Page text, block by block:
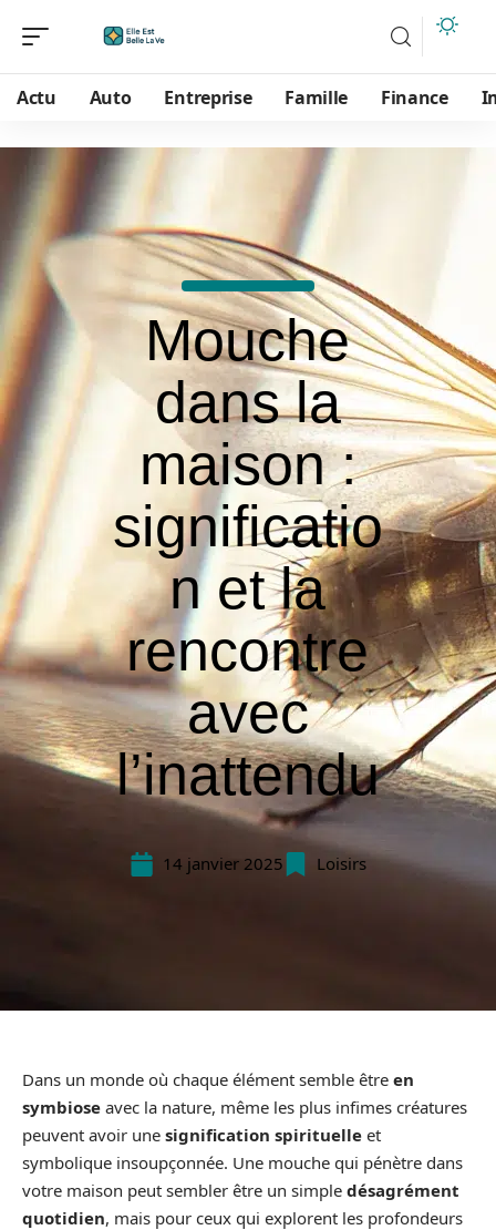
Actu Auto Entreprise Famille Finance
Mouche
dans la
maison :
significatio
n et la
rencontre
avec
l’inattendu
14 janvier 2025 Loisirs
Dans un monde où chaque élément semble être en
symbiose avec la nature, même les plus infimes créatures
peuvent avoir une signification spirituelle et
symbolique insoupçonnée. Une mouche qui pénètre dans
votre maison peut sembler être un simple désagrément
quotidien, mais pour ceux qui explorent les profondeurs